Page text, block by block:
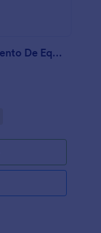
Formulário Para Agendamento De Equipamento